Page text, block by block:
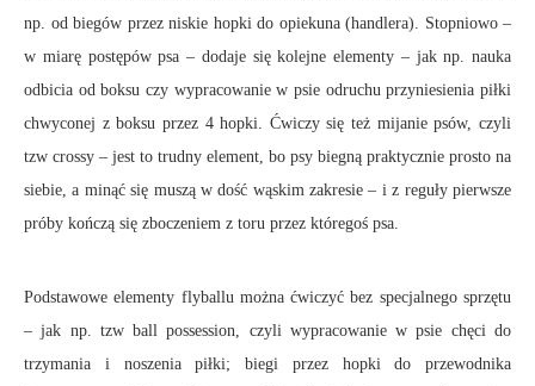
np. od biegów przez niskie hopki do opiekuna (handlera). Stopniowo –
w miarę postępów psa – dodaje się kolejne elementy – jak np. nauka
odbicia od boksu czy wypracowanie w psie odruchu przyniesienia piłki
chwyconej z boksu przez 4 hopki. Ćwiczy się też mijanie psów, czyli
tzw crossy – jest to trudny element, bo psy biegną praktycznie prosto na
siebie, a minąć się muszą w dość wąskim zakresie – i z reguły pierwsze
próby kończą się zboczeniem z toru przez któregoś psa.
Podstawowe elementy flyballu można ćwiczyć bez specjalnego sprzętu
– jak np. tzw ball possession, czyli wypracowanie w psie chęci do
trzymania i noszenia piłki; biegi przez hopki do przewodnika